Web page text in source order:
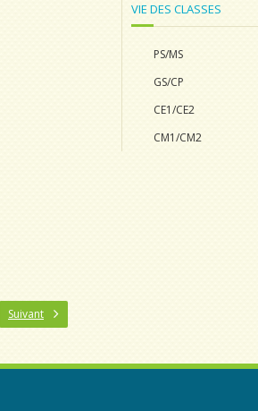
Suivant
VIE DES CLASSES
PS/MS
GS/CP
CE1/CE2
CM1/CM2